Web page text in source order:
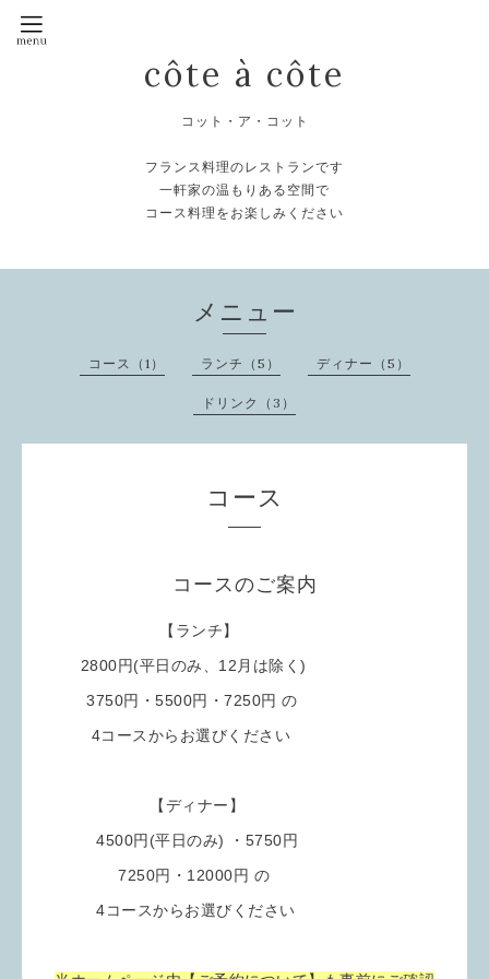
côte à côte
コット・ア・コット
フランス料理のレストランです
一軒家の温もりある空間で
コース料理をお楽しみください
メニュー
コース（1） ランチ（5） ディナー（5）
ドリンク（3）
コース
コースのご案内
【ランチ】
2800円(平日のみ、12月は除く)
3750円・5500円・7250円 の
4コースからお選びください
【ディナー】
4500円(平日のみ) ・5750円
7250円・12000円 の
4コースからお選びください